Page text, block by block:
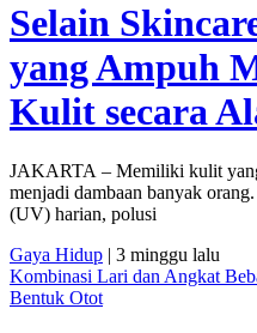
Selain
yang Ampuh
Kulit secara
JAKARTA – Memiliki kulit
menjadi dambaan banyak
(UV) harian, polusi
Gaya Hidup | 3 minggu lalu
Kombinasi Lari dan Angkat
Bentuk Otot